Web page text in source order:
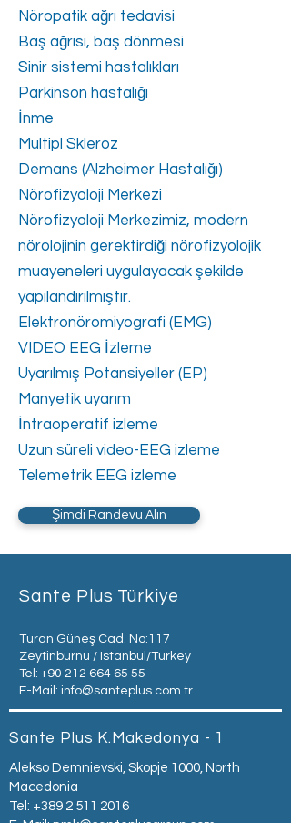
Nöropatik ağrı tedavisi
Baş ağrısı, baş dönmesi
Sinir sistemi hastalıkları
Parkinson hastalığı
İnme
Multipl Skleroz
Demans (Alzheimer Hastalığı)
Nörofizyoloji Merkezi
Nörofizyoloji Merkezimiz, modern
nörolojinin gerektirdiği nörofizyolojik
muayeneleri uygulayacak şekilde
yapılandırılmıştır.
Elektronöromiyografi (EMG)
VIDEO EEG İzleme
Uyarılmış Potansiyeller (EP)
Manyetik uyarım
İntraoperatif izleme
Uzun süreli video-EEG izleme
Telemetrik EEG izleme
Şimdi Randevu Alın
Sante Plus Türkiye
Turan Güneş Cad. No:117
Zeytinburnu / Istanbul/Turkey
Tel: +90 212 664 65 55
E-Mail: info@santeplus.com.tr
Sante Plus K.Makedonya - 1
Alekso Demnievski, Skopje 1000, North
Macedonia
Tel: +389 2 511 2016